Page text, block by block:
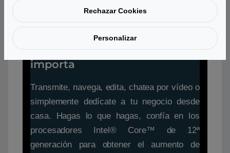
Obtén un rendimiento
superior donde más te
importa
Transmite, navega, edita, chatea por vídeo o
simplemente dedícate a tu negocio desde
casa. Hagas lo que hagas, confía en los
procesadores Intel® Core™ de 12ª
generación para obtener el aumento de
Rechazar Cookies
Personalizar